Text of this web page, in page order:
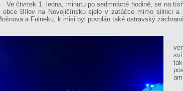
Ve čtvrtek 1. ledna, minutu po sedmnácté hodině, se na
obce Bílov na Novojičínsku sjelo v zatáčce mimo silnici
a Fulneku, k misi byl povolán také ostravský